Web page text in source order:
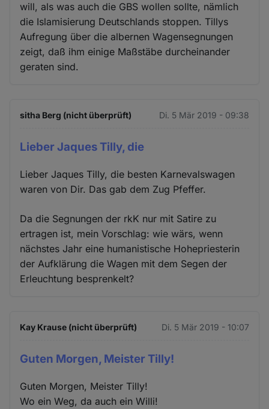
will, als was auch die GBS wollen sollte, nämlich
die Islamisierung Deutschlands stoppen. Tillys
Aufregung über die albernen Wagensegnungen
zeigt, daß ihm einige Maßstäbe durcheinander
geraten sind.
sitha Berg (nicht überprüft) Di. 5 Mär 2019 - 09:38
Lieber Jaques Tilly, die
Lieber Jaques Tilly, die besten Karnevalswagen
waren von Dir. Das gab dem Zug Pfeffer.
Da die Segnungen der rkK nur mit Satire zu
ertragen ist, mein Vorschlag: wie wärs, wenn
nächstes Jahr eine humanistische Hohepriesterin
der Aufklärung die Wagen mit dem Segen der
Erleuchtung besprenkelt?
Kay Krause (nicht überprüft) Di. 5 Mär 2019 - 10:07
Guten Morgen, Meister Tilly!
Guten Morgen, Meister Tilly!
Wo ein Weg, da auch ein Willi!